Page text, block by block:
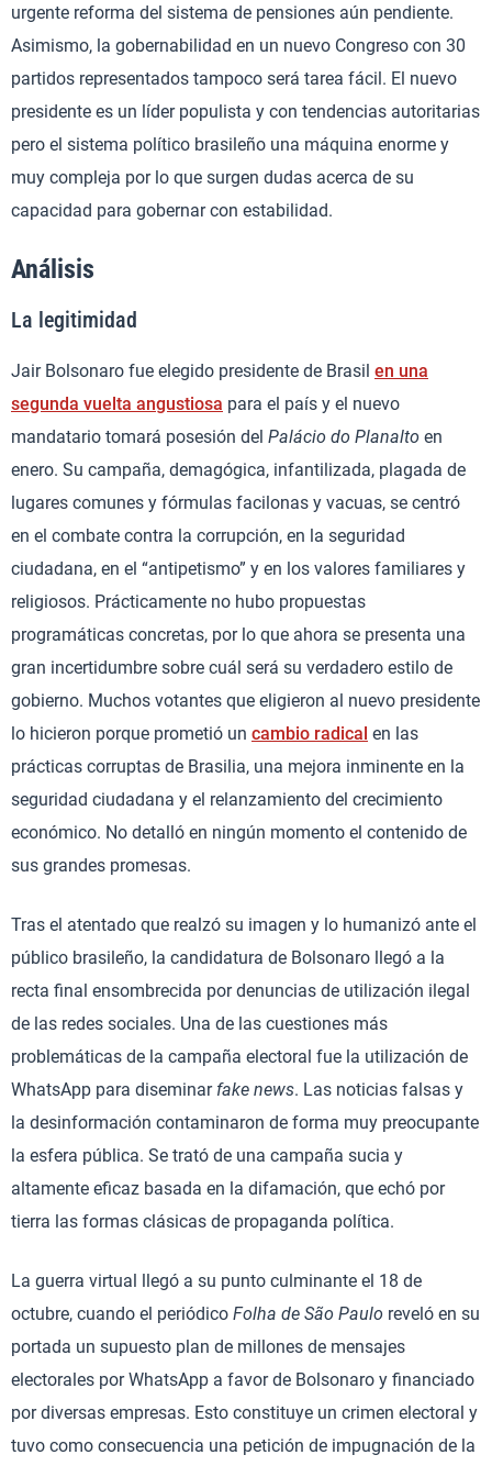
urgente reforma del sistema de pensiones aún pendiente.
Asimismo, la gobernabilidad en un nuevo Congreso con 30
partidos representados tampoco será tarea fácil. El nuevo
presidente es un líder populista y con tendencias autoritarias
pero el sistema político brasileño una máquina enorme y
muy compleja por lo que surgen dudas acerca de su
capacidad para gobernar con estabilidad.
Análisis
La legitimidad
Jair Bolsonaro fue elegido presidente de Brasil en una
segunda vuelta angustiosa para el país y el nuevo
mandatario tomará posesión del Palácio do Planalto en
enero. Su campaña, demagógica, infantilizada, plagada de
lugares comunes y fórmulas facilonas y vacuas, se centró
en el combate contra la corrupción, en la seguridad
ciudadana, en el “antipetismo” y en los valores familiares y
religiosos. Prácticamente no hubo propuestas
programáticas concretas, por lo que ahora se presenta una
gran incertidumbre sobre cuál será su verdadero estilo de
gobierno. Muchos votantes que eligieron al nuevo presidente
lo hicieron porque prometió un cambio radical en las
prácticas corruptas de Brasilia, una mejora inminente en la
seguridad ciudadana y el relanzamiento del crecimiento
económico. No detalló en ningún momento el contenido de
sus grandes promesas.
Tras el atentado que realzó su imagen y lo humanizó ante el
público brasileño, la candidatura de Bolsonaro llegó a la
recta final ensombrecida por denuncias de utilización ilegal
de las redes sociales. Una de las cuestiones más
problemáticas de la campaña electoral fue la utilización de
WhatsApp para diseminar fake news. Las noticias falsas y
la desinformación contaminaron de forma muy preocupante
la esfera pública. Se trató de una campaña sucia y
altamente eficaz basada en la difamación, que echó por
tierra las formas clásicas de propaganda política.
La guerra virtual llegó a su punto culminante el 18 de
octubre, cuando el periódico Folha de São Paulo reveló en su
portada un supuesto plan de millones de mensajes
electorales por WhatsApp a favor de Bolsonaro y financiado
por diversas empresas. Esto constituye un crimen electoral y
tuvo como consecuencia una petición de impugnación de la